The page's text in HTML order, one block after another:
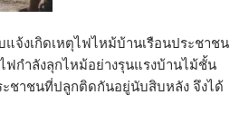
จ้งเกิดเหตุไฟไหม้บ้านเรือนประชาชน
ฟกำลังลุกไหม้อย่างรุนแรงบ้านไม้ชั้น
ะชาชนที่ปลูกติดกันอยู่นับสิบหลัง จึงได้